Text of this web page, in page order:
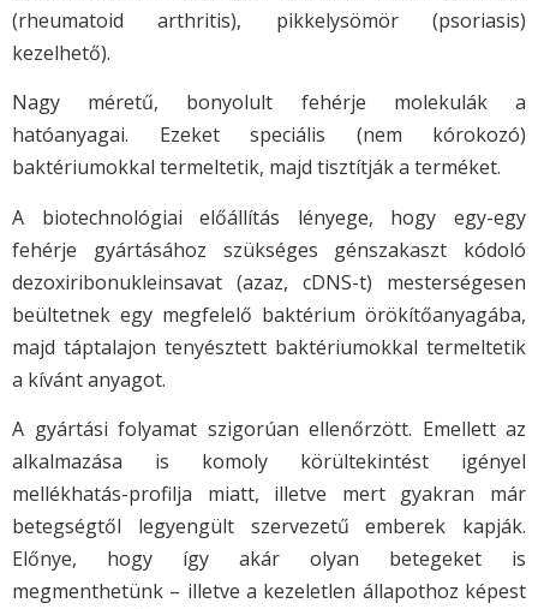
(rheumatoid arthritis), pikkelysömör (psoriasis)
kezelhető).
Nagy méretű, bonyolult fehérje molekulák a
hatóanyagai. Ezeket speciális (nem kórokozó)
baktériumokkal termeltetik, majd tisztítják a terméket.
A biotechnológiai előállítás lényege, hogy egy-egy
fehérje gyártásához szükséges génszakaszt kódoló
dezoxiribonukleinsavat (azaz, cDNS-t) mesterségesen
beültetnek egy megfelelő baktérium örökítőanyagába,
majd táptalajon tenyésztett baktériumokkal termeltetik
a kívánt anyagot.
A gyártási folyamat szigorúan ellenőrzött. Emellett az
alkalmazása is komoly körültekintést igényel
mellékhatás-profilja miatt, illetve mert gyakran már
betegségtől legyengült szervezetű emberek kapják.
Előnye, hogy így akár olyan betegeket is
megmenthetünk – illetve a kezeletlen állapothoz képest